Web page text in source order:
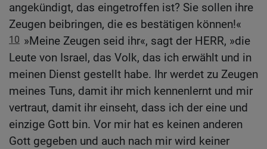
angekündigt, das eingetroffen ist? Sie sollen ihre
Zeugen beibringen, die es bestätigen können!«
10 »Meine Zeugen seid ihr«, sagt der HERR, »die
Leute von Israel, das Volk, das ich erwählt und in
meinen Dienst gestellt habe. Ihr werdet zu Zeugen
meines Tuns, damit ihr mich kennenlernt und mir
vertraut, damit ihr einseht, dass ich der eine und
einzige Gott bin. Vor mir hat es keinen anderen
Gott gegeben und auch nach mir wird keiner